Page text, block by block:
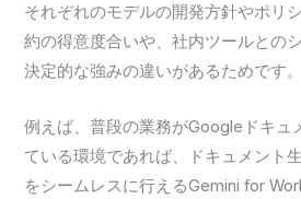
それぞれのモデルの開発方針やポリ
約の得意度合いや、社内ツールとの
決定的な強みの違いがあるためです。
例えば、普段の業務がGoogleドキュ
ている環境であれば、ドキュメント
をシームレスに行えるGemini for